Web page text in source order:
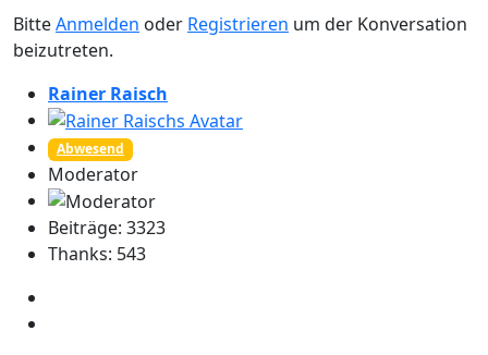
BitteAnmelden oder Registrieren um der Konversation
beizutreten.
Rainer Raisch
Abwesend
Moderator
Beiträge: 3323
Thanks: 543